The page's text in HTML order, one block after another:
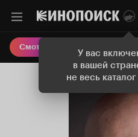
У вас
в вашей
не весь
Смотреть кино